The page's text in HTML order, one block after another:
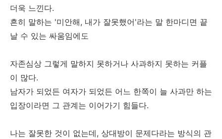
더욱 느낀다.
흔히 말하는 '미안해, 내가 잘못했어'라는 말 한마디면 끝
날 수 있는 싸움임에도
자존심상 그렇게 말하지 못하거나 사과하지 못하는 커플
이 많다.
남자가 되었든 여자가 되었든 어느 한쪽이 늘 사과만 하는
입장이라면 그 관계는 이어가기 힘들다.
나는 잘못한 것이 없는데, 상대방이 문제다라는 방식의 관